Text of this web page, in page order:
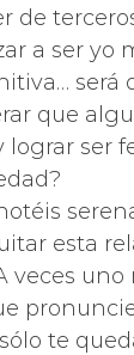
de
a ser yo
será
que
lograr ser
esta
veces
te